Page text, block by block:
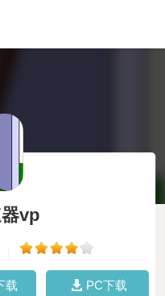
vp
载 PC下载